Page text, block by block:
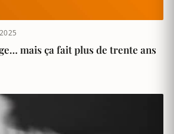
mais ça fait plus de trente ans